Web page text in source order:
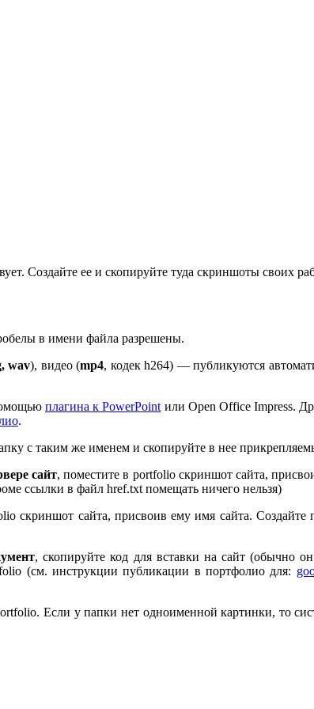
Создайте ее и скопируйте туда скриншоты своих
в имени файла разрешены.
wav), видео (mp4, кодек h264) — публикуются
плагина к Pow­er­Point или Open Office Impress.
.
с таким же именем и скопируйте в нее
сайт, поместите в port­fo­lio скриншот сайта,
ссылки в файл href.txt помещать ничего нельзя)
скриншот сайта, присвоив ему имя сайта.
, скопируйте код для вставки на сайт (обычно
(см. инструкции публикации в портфолио для:
Если у папки нет одноименной картинки, то